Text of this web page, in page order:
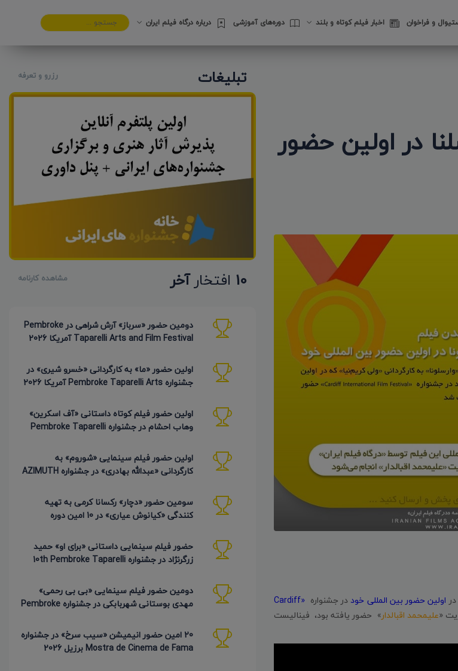
و فراخوان اخبار فیلم کوتاه و بلند دوره‌های آموزشی درباره درگاه فیلم ایران
در اولین حضور
اولین حضور بین المللی خود در جشنواره
«Cardiff
علیمحمد اقبالدار» حضور یافته بود، فینالیست
تبلیغات رزرو و تعرفه
10 افتخارآخر مشاهده کارنامه
دومین حضور «سرباز» آرش شراهی در Pembroke
Taparelli Arts and Film Festival آمریکا 2026
اولین حضور «ما» به کارگردانی «خسرو شیری» در
جشنواره Pembroke Taparelli Arts آمریکا 2026
اولین حضور فیلم کوتاه داستانی «آف اسکرین»
وهاب احشام در جشنواره Pembroke Taparelli
اولین حضور فیلم سینمایی «شوروم» به
کارگردانی «عبدالله بهادری» در جشنواره AZIMUTH
سومین حضور «دچار» رکسانا کرمی به تهیه
کنندگی «کیانوش عیاری» در 10 امین دوره
حضور فیلم سینمایی داستانی «برای او» حمید
زرگرنژاد در جشنواره 10th Pembroke Taparelli
دومین حضور فیلم سینمایی «بی بی رحمی»
مهدی بوستانی شهربابکی در جشنواره Pembroke
20 امین حضور انیمیشن «سیب سرخ» در جشنواره
Mostra de Cinema de Fama برزیل 2026